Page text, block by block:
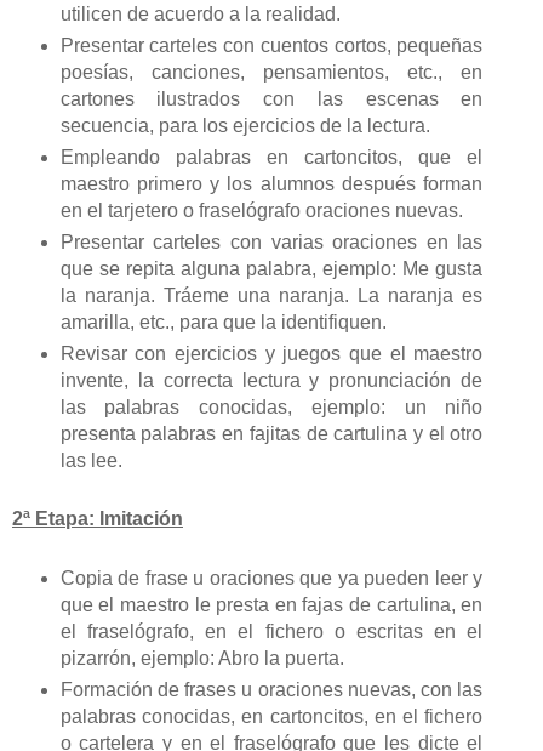
utilicen de acuerdo a la realidad.
Presentar carteles con cuentos cortos, pequeñas
poesías, canciones, pensamientos, etc., en
cartones ilustrados con las escenas en
secuencia, para los ejercicios de la lectura.
Empleando palabras en cartoncitos, que el
maestro primero y los alumnos después forman
en el tarjetero o fraselógrafo oraciones nuevas.
Presentar carteles con varias oraciones en las
que se repita alguna palabra, ejemplo: Me gusta
la naranja. Tráeme una naranja. La naranja es
amarilla, etc., para que la identifiquen.
Revisar con ejercicios y juegos que el maestro
invente, la correcta lectura y pronunciación de
las palabras conocidas, ejemplo: un niño
presenta palabras en fajitas de cartulina y el otro
las lee.
2ª Etapa: Imitación
Copia de frase u oraciones que ya pueden leer y
que el maestro le presta en fajas de cartulina, en
el fraselógrafo, en el fichero o escritas en el
pizarrón, ejemplo: Abro la puerta.
Formación de frases u oraciones nuevas, con las
palabras conocidas, en cartoncitos, en el fichero
o cartelera y en el fraselógrafo que les dicte el